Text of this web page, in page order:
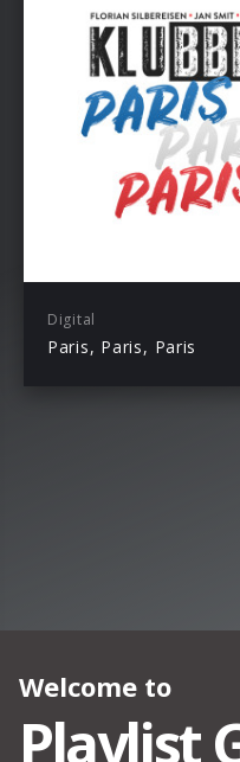
Digital
Paris, Paris, Paris